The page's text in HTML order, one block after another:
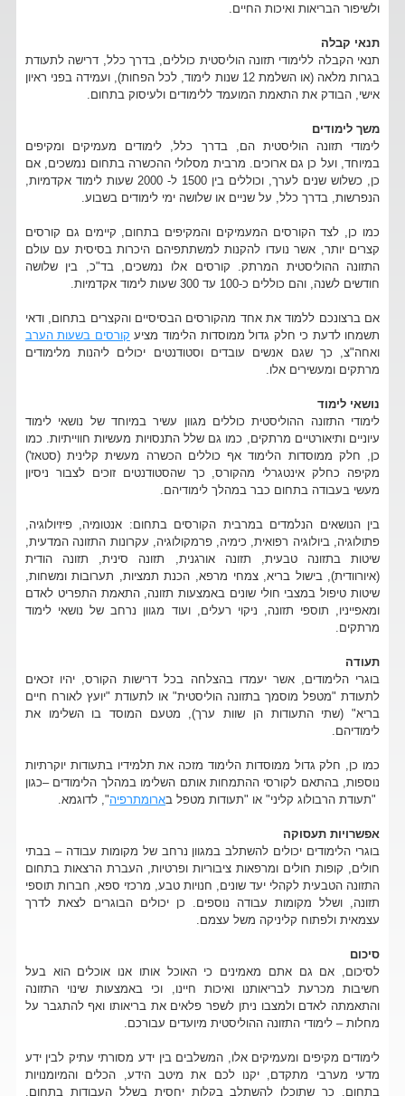
ולשיפור הבריאות ואיכות החיים.
תנאי קבלה
תנאי הקבלה ללימודי תזונה הוליסטית כוללים, בדרך כלל, דרישה לתעודת
בגרות מלאה (או השלמת 12 שנות לימוד, לכל הפחות), ועמידה בפני ראיון
אישי, הבודק את התאמת המועמד ללימודים ולעיסוק בתחום.
משך לימודים
לימודי תזונה הוליסטית הם, בדרך כלל, לימודים מעמיקים ומקיפים
במיוחד, ועל כן גם ארוכים. מרבית מסלולי ההכשרה בתחום נמשכים, אם
כן, כשלוש שנים לערך, וכוללים בין 1500 ל- 2000 שעות לימוד אקדמיות,
הנפרשות, בדרך כלל, על שניים או שלושה ימי לימודים בשבוע.
כמו כן, לצד הקורסים המעמיקים והמקיפים בתחום, קיימים גם קורסים
קצרים יותר, אשר נועדו להקנות למשתתפיהם היכרות בסיסית עם עולם
התזונה ההוליסטית המרתק. קורסים אלו נמשכים, בד"כ, בין שלושה
חודשים לשנה, והם כוללים כ-100 עד 300 שעות לימוד אקדמיות.
אם ברצונכם ללמוד את אחד מהקורסים הבסיסיים והקצרים בתחום, ודאי
תשמחו לדעת כי חלק גדול ממוסדות הלימוד מציע קורסים בשעות הערב
ואחה"צ, כך שגם אנשים עובדים וסטודנטים יכולים ליהנות מלימודים
מרתקים ומעשירים אלו.
נושאי לימוד
לימודי התזונה ההוליסטית כוללים מגוון עשיר במיוחד של נושאי לימוד
עיוניים ותיאורטיים מרתקים, כמו גם שלל התנסויות מעשיות חווייתיות. כמו
כן, חלק ממוסדות הלימוד אף כוללים הכשרה מעשית קלינית (סטאז')
מקיפה כחלק אינטגרלי מהקורס, כך שהסטודנטים זוכים לצבור ניסיון
מעשי בעבודה בתחום כבר במהלך לימודיהם.
בין הנושאים הנלמדים במרבית הקורסים בתחום: אנטומיה, פיזיולוגיה,
פתולוגיה, ביולוגיה רפואית, כימיה, פרמקולוגיה, עקרונות התזונה המדעית,
שיטות בתזונה טבעית, תזונה אורגנית, תזונה סינית, תזונה הודית
(איורוודית), בישול בריא, צמחי מרפא, הכנת תמציות, תערובות ומשחות,
שיטות טיפול במצבי חולי שונים באמצעות תזונה, התאמת התפריט לאדם
ומאפייניו, תוספי תזונה, ניקוי רעלים, ועוד מגוון נרחב של נושאי לימוד
מרתקים.
תעודה
בוגרי הלימודים, אשר יעמדו בהצלחה בכל דרישות הקורס, יהיו זכאים
לתעודת "מטפל מוסמך בתזונה הוליסטית" או לתעודת "יועץ לאורח חיים
בריא" (שתי התעודות הן שוות ערך), מטעם המוסד בו השלימו את
לימודיהם.
כמו כן, חלק גדול ממוסדות הלימוד מזכה את תלמידיו בתעודות יוקרתיות
נוספות, בהתאם לקורסי ההתמחות אותם השלימו במהלך הלימודים –כגון
"תעודת הרבולוג קליני" או "תעודות מטפל בארומתרפיה", לדוגמא.
אפשרויות תעסוקה
בוגרי הלימודים יכולים להשתלב במגוון נרחב של מקומות עבודה – בבתי
חולים, קופות חולים ומרפאות ציבוריות ופרטיות, העברת הרצאות בתחום
התזונה הטבעית לקהלי יעד שונים, חנויות טבע, מרכזי ספא, חברות תוספי
תזונה, ושלל מקומות עבודה נוספים. כן יכולים הבוגרים לצאת לדרך
עצמאית ולפתוח קליניקה משל עצמם.
סיכום
לסיכום, אם גם אתם מאמינים כי האוכל אותו אנו אוכלים הוא בעל
חשיבות מכרעת לבריאותנו ואיכות חיינו, וכי באמצעות שינוי התזונה
והתאמתה לאדם ולמצבו ניתן לשפר פלאים את בריאותו ואף להתגבר על
מחלות – לימודי התזונה ההוליסטית מיועדים עבורכם.
לימודים מקיפים ומעמיקים אלו, המשלבים בין ידע מסורתי עתיק לבין ידע
מדעי מערבי מתקדם, יקנו לכם את מיטב הידע, הכלים והמיומנויות
בתחום, כך שתוכלו להשתלב בקלות יחסית בשלל העבודות בתחום,